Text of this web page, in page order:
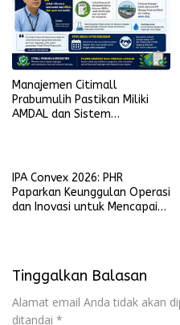
Manajemen Citimall
Prabumulih Pastikan Miliki
AMDAL dan Sistem
IPA Convex 2026: PHR
Paparkan Keunggulan Operasi
dan Inovasi untuk Mencapai
Tinggalkan Balasan
Alamat email Anda tidak akan
ditandai *